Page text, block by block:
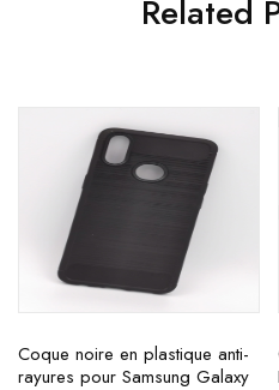
Related
Coque noire en plastique anti-
rayures pour Samsung Galaxy